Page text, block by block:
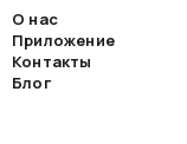
О нас
Приложение
Контакты
Блог